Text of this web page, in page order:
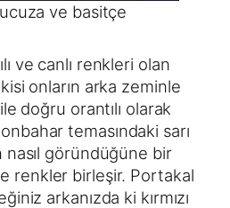
ve basitçe
ve canlı renkleri olan
onların arka zeminle
doğru orantılı olarak
temasındaki sarı
nasıl göründüğüne bir
renkler birleşir. Portakal
arkanızda ki kırmızı